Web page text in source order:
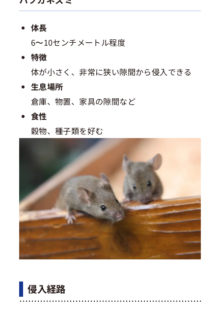
体長
6〜10センチメートル程度
特徴
体が小さく、非常に狭い隙間から侵入できる
生息場所
倉庫、物置、家具の隙間など
食性
穀物、種子類を好む
侵入経路